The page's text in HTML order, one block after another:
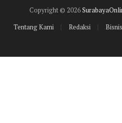
Copyright © 2026
Tentang Kami
Redaksi Bisnis